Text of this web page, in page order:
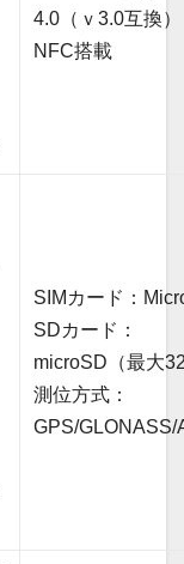
4.0（ｖ3.0互換）
NFC搭載
SIMカード：
SDカード：
microSD（最大
測位方式：
GPS/GLONASS/